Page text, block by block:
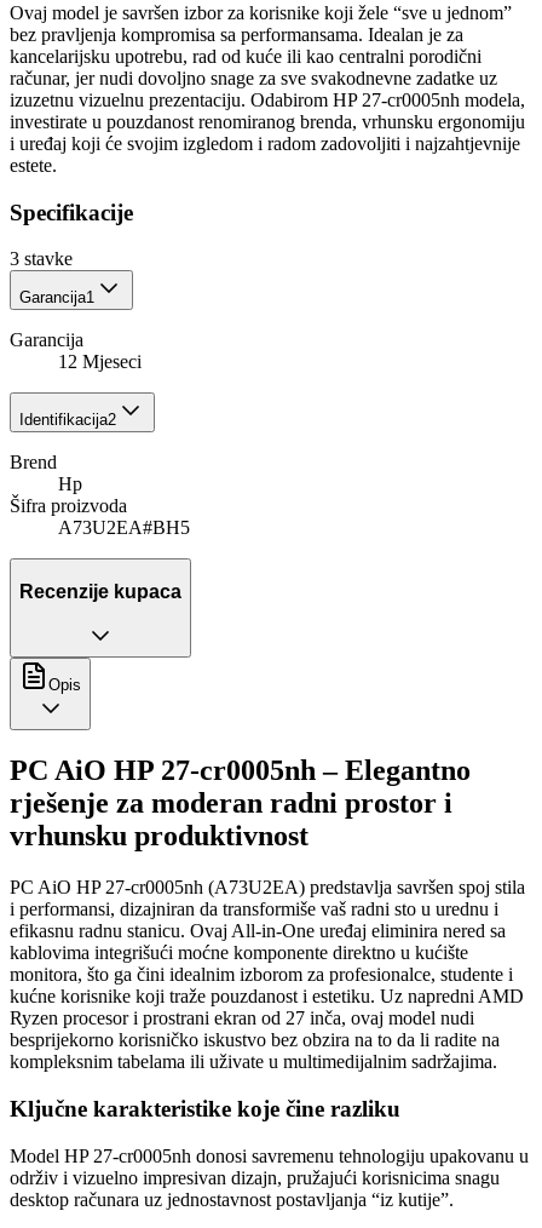
Ovaj model je savršen izbor za korisnike koji žele “sve u jednom”
bez pravljenja kompromisa sa performansama. Idealan je za
kancelarijsku upotrebu, rad od kuće ili kao centralni porodični
računar, jer nudi dovoljno snage za sve svakodnevne zadatke uz
izuzetnu vizuelnu prezentaciju. Odabirom HP 27-cr0005nh modela,
investirate u pouzdanost renomiranog brenda, vrhunsku ergonomiju
i uređaj koji će svojim izgledom i radom zadovoljiti i najzahtjevnije
estete.
Specifikacije
3 stavke
Garancija1
Garancija
12 Mjeseci
Identifikacija2
Brend
Hp
Šifra proizvoda
A73U2EA#BH5
Recenzije kupaca
Opis
PC AiO HP 27-cr0005nh – Elegantno
rješenje za moderan radni prostor i
vrhunsku produktivnost
PC AiO HP 27-cr0005nh (A73U2EA) predstavlja savršen spoj stila
i performansi, dizajniran da transformiše vaš radni sto u urednu i
efikasnu radnu stanicu. Ovaj All-in-One uređaj eliminira nered sa
kablovima integrišući moćne komponente direktno u kućište
monitora, što ga čini idealnim izborom za profesionalce, studente i
kućne korisnike koji traže pouzdanost i estetiku. Uz napredni AMD
Ryzen procesor i prostrani ekran od 27 inča, ovaj model nudi
besprijekorno korisničko iskustvo bez obzira na to da li radite na
kompleksnim tabelama ili uživate u multimedijalnim sadržajima.
Ključne karakteristike koje čine razliku
Model HP 27-cr0005nh donosi savremenu tehnologiju upakovanu u
održiv i vizuelno impresivan dizajn, pružajući korisnicima snagu
desktop računara uz jednostavnost postavljanja “iz kutije”.